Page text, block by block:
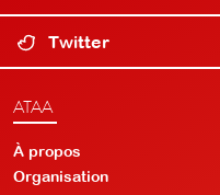
Twitter
ATAA
À propos
Organisation